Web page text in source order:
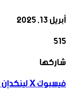
أبريل 13, 2025
515
فيسبوك
‫X
لينكدإن
واتساب
تيلقرام
شاركها
فيسبوك‫Xلينكدإن